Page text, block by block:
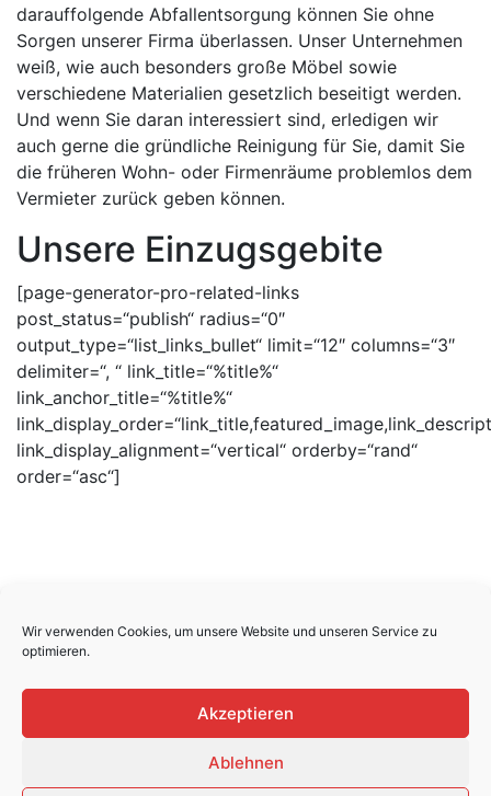
Wir verwenden Cookies, um unsere Website und unseren Service zu
optimieren.
Akzeptieren
Ablehnen
darauffolgende Abfallentsorgung können Sie ohne
Sorgen unserer Firma überlassen. Unser Unternehmen
weiß, wie auch besonders große Möbel sowie
verschiedene Materialien gesetzlich beseitigt werden.
Und wenn Sie daran interessiert sind, erledigen wir
auch gerne die gründliche Reinigung für Sie, damit Sie
die früheren Wohn- oder Firmenräume problemlos dem
Vermieter zurück geben können.
Unsere Einzugsgebite
[page-generator-pro-related-links
post_status=“publish“ radius=“0″
output_type=“list_links_bullet“ limit=“12″ columns=“3″
delimiter=“, “ link_title=“%title%“
link_anchor_title=“%title%“
link_display_alignment=“vertical“ orderby=“rand“
order=“asc“]
vorbehalten.